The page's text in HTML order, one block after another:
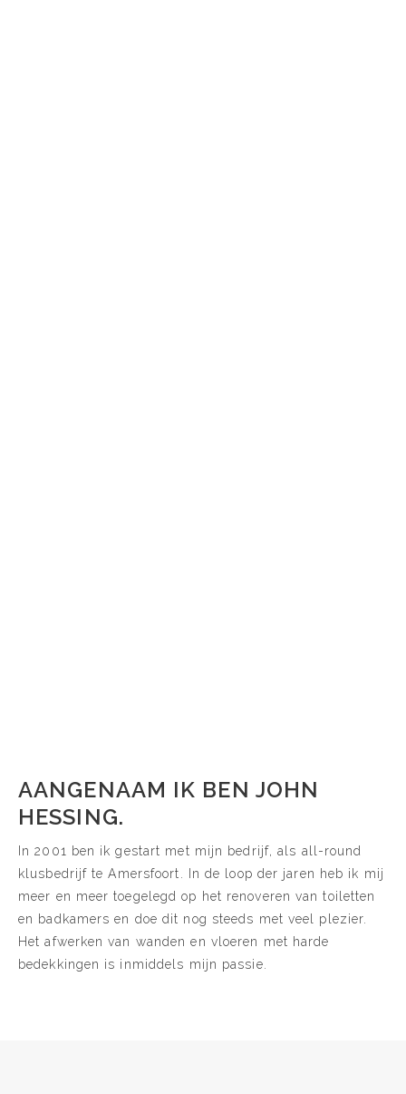
AANGENAAM IK BEN JOHN
HESSING.
In 2001 ben ik gestart met mijn bedrijf, als all-round
klusbedrijf te Amersfoort. In de loop der jaren heb ik mij
meer en meer toegelegd op het renoveren van toiletten
en badkamers en doe dit nog steeds met veel plezier.
Het afwerken van wanden en vloeren met harde
bedekkingen is inmiddels mijn passie.